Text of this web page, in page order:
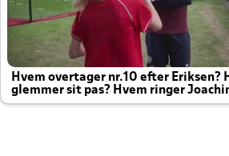
Hvem overtager nr.10 efter Eriksen?
glemmer sit pas? Hvem ringer
altid til efter kampe?